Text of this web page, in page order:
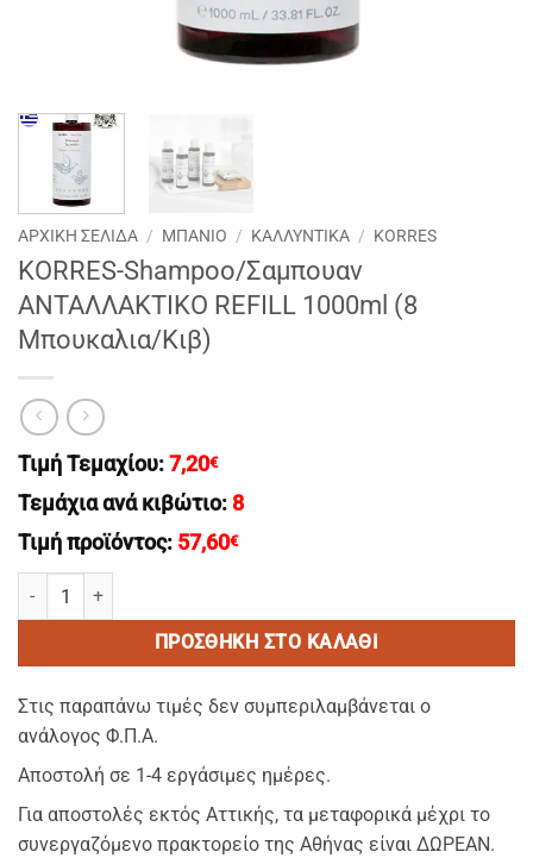
ΑΡΧΙΚΉ ΣΕΛΊΔΑ / ΜΠΑΝΙΟ / ΚΑΛΛΥΝΤΙΚΑ / KORRES
KORRES-Shampoo/Σαμπουαν
ΑΝΤΑΛΛΑΚΤΙΚΟ REFILL 1000ml (8
Μπουκαλια/Κιβ)
Τιμή Τεμαχίου: 7,20€
Τεμάχια ανά κιβώτιο: 8
Τιμή προϊόντος: 57,60€
KORRES-Shampoo/Σαμπουαν ΑΝΤΑΛΛΑΚΤΙΚΟ REFILL 1000ml (8
ΠΡΟΣΘΉΚΗ ΣΤΟ ΚΑΛΆΘΙ
Στις παραπάνω τιμές δεν συμπεριλαμβάνεται ο
ανάλογος Φ.Π.Α.
Αποστολή σε 1-4 εργάσιμες ημέρες.
Για αποστολές εκτός Αττικής, τα μεταφορικά μέχρι το
συνεργαζόμενο πρακτορείο της Αθήνας είναι ΔΩΡΕΑΝ.